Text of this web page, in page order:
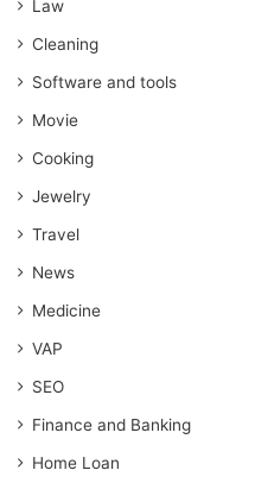
Law
Cleaning
Software and tools
Movie
Cooking
Jewelry
Travel
News
Medicine
VAP
SEO
Finance and Banking
Home Loan